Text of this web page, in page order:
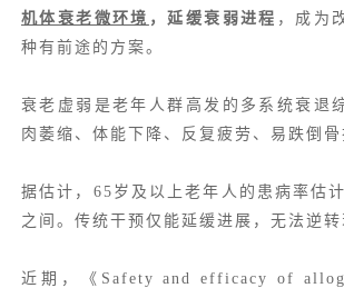
机体衰老微环境 ，延缓衰弱进程 ，成为
种有前途的方案。
衰老虚弱是老年人群高发的多系统衰退
肉萎缩、体能下降、反复疲劳、易跌倒骨
据估计，65岁及以上老年人的患病率估
之间。传统干预仅能延缓进展，无法逆转
近期，《Safety and efficacy of